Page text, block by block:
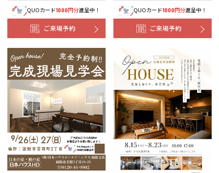
QUOカード1000円分進呈中！
ご来場予約
QUOカード1000円分進呈中！
ご来場予約